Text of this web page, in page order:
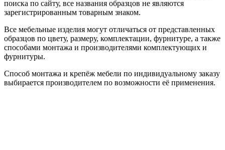
поиска по сайту, все названия образцов не являются
зарегистрированным товарным знаком.
Все мебельные изделия могут отличаться от представленных
образцов по цвету, размеру, комплектации, фурнитуре, а также
способами монтажа и производителями комплектующих и
фурнитуры.
Способ монтажа и крепёж мебели по индивидуальному заказу
выбирается производителем по возможности её применения.